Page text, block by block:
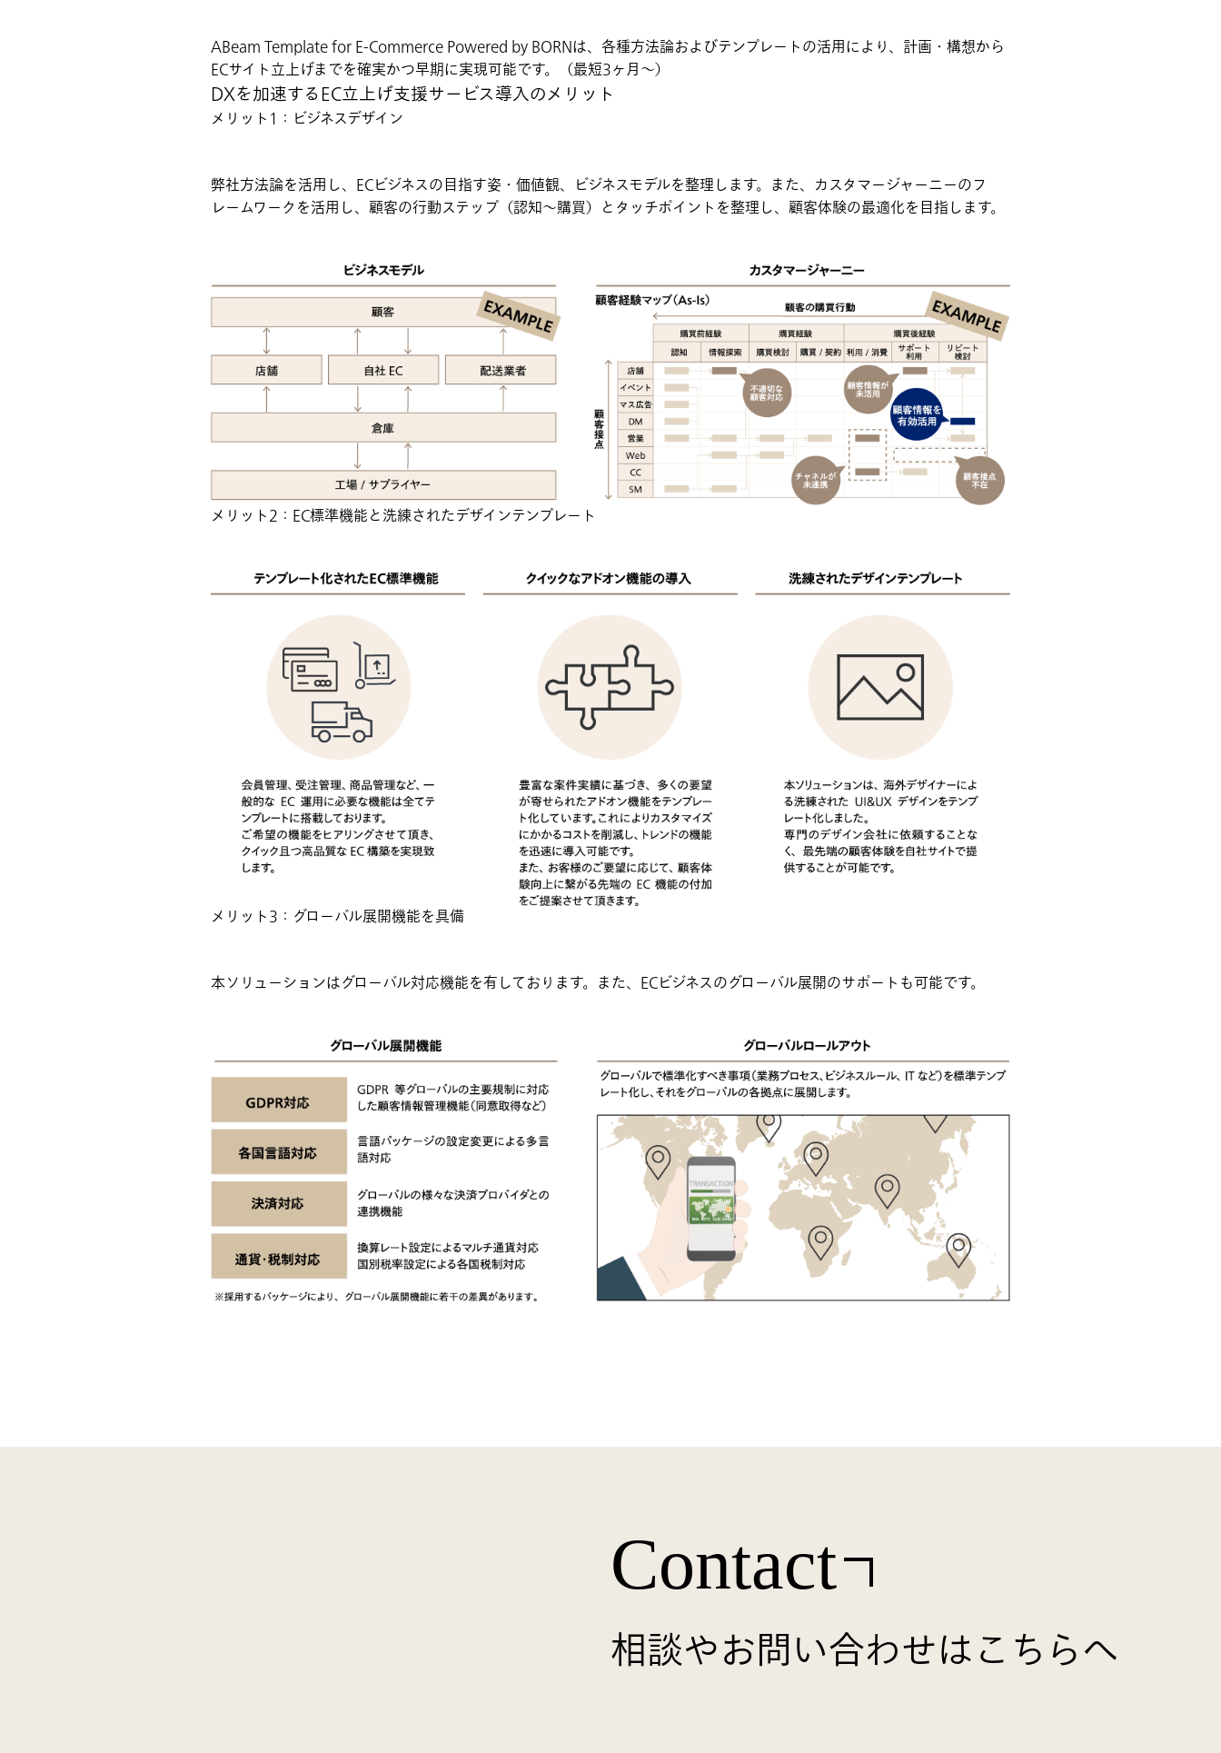
ABeam Template for E-Commerce Powered by BORNは、各種方法論およびテンプレートの活用により、計画・構想から
ECサイト立上げまでを確実かつ早期に実現可能です。（最短3ヶ月～）
DXを加速するEC立上げ支援サービス導入のメリット
メリット1：ビジネスデザイン
弊社方法論を活用し、ECビジネスの目指す姿・価値観、ビジネスモデルを整理します。また、カスタマージャーニーのフ
レームワークを活用し、顧客の行動ステップ（認知～購買）とタッチポイントを整理し、顧客体験の最適化を目指します。
メリット2：EC標準機能と洗練されたデザインテンプレート
メリット3：グローバル展開機能を具備
本ソリューションはグローバル対応機能を有しております。また、ECビジネスのグローバル展開のサポートも可能です。
Contact
相談やお問い合わせはこちらへ